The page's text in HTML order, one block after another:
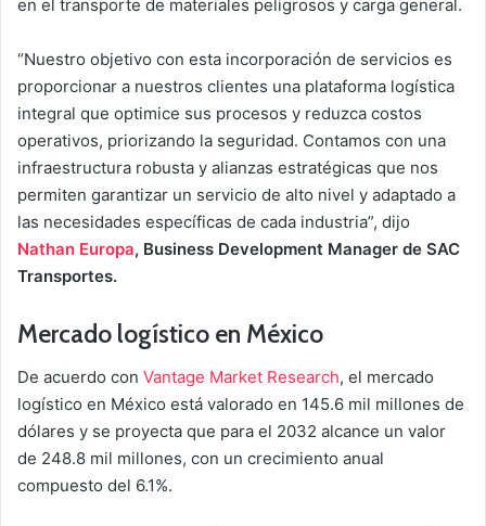
en el transporte de materiales peligrosos y carga general.
“Nuestro objetivo con esta incorporación de servicios es
proporcionar a nuestros clientes una plataforma logística
integral que optimice sus procesos y reduzca costos
operativos, priorizando la seguridad. Contamos con una
infraestructura robusta y alianzas estratégicas que nos
permiten garantizar un servicio de alto nivel y adaptado a
las necesidades específicas de cada industria”, dijo
Nathan Europa, Business Development Manager de SAC
Transportes.
Mercado logístico en México
De acuerdo con Vantage Market Research, el mercado
logístico en México está valorado en 145.6 mil millones de
dólares y se proyecta que para el 2032 alcance un valor
de 248.8 mil millones, con un crecimiento anual
compuesto del 6.1%.